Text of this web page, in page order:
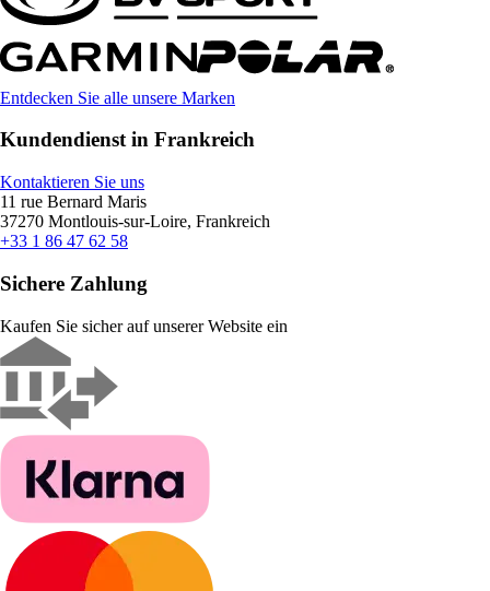
Entdecken Sie alle unsere Marken
Kundendienst in Frankreich
Kontaktieren Sie uns
11 rue Bernard Maris
37270 Montlouis-sur-Loire, Frankreich
+33 1 86 47 62 58
Sichere Zahlung
Kaufen Sie sicher auf unserer Website ein